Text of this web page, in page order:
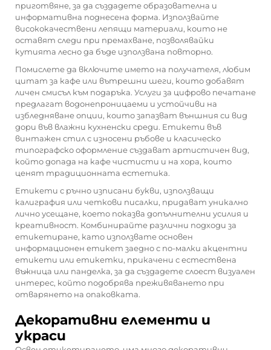
приготвяне, за да създадете образователна и
информативна поднесена форма. Използвайте
висококачествени лепящи материали, които не
оставят следи при премахване, позволявайки
кутията лесно да бъде използвана повторно.
Помислете да включите името на получателя, любим
цитат за кафе или вътрешни шеги, които добавят
личен смисъл към подаръка. Услуги за цифрово печатане
предлагат водонепроницаеми и устойчиви на
избледняване опции, които запазват външния си вид
дори във влажни кухненски среди. Етикети във
винтажен стил с износени ръбове и класическо
типографско оформление създават артистичен вид,
който допада на кафе чистисти и на хора, които
ценят традиционната естетика.
Етикети с ръчно изписани букви, използващи
калиграфия или четкови писалки, придават уникално
лично усещане, което показва допълнителни усилия и
креативност. Комбинирайте различни подходи за
етикетиране, като използвате основен
информационен етикет заедно с по-малки акцентни
етикети или етикетки, прикачени с естествена
въжница или панделка, за да създадете слоест визуален
интерес, който подобрява преживяването при
отварянето на опаковката.
Декоративни елементи и
украси